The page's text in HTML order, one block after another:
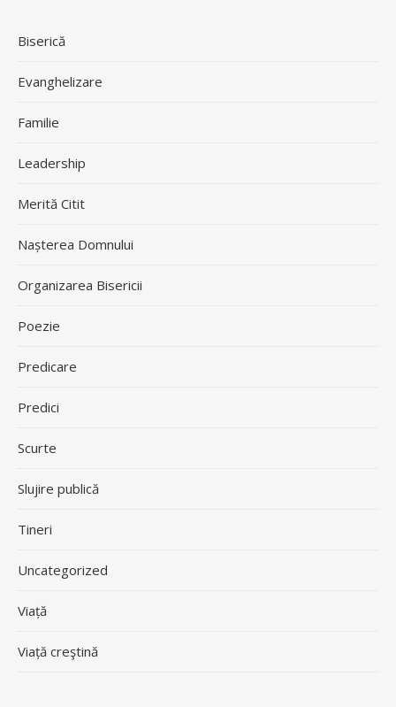
Biserică
Evanghelizare
Familie
Leadership
Merită Citit
Nașterea Domnului
Organizarea Bisericii
Poezie
Predicare
Predici
Scurte
Slujire publică
Tineri
Uncategorized
Viață
Viață creştină